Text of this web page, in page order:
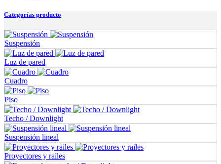
Categorías producto
Suspensión
Luz de pared
Cuadro
Piso
Techo / Downlight
Suspensión lineal
Proyectores y railes